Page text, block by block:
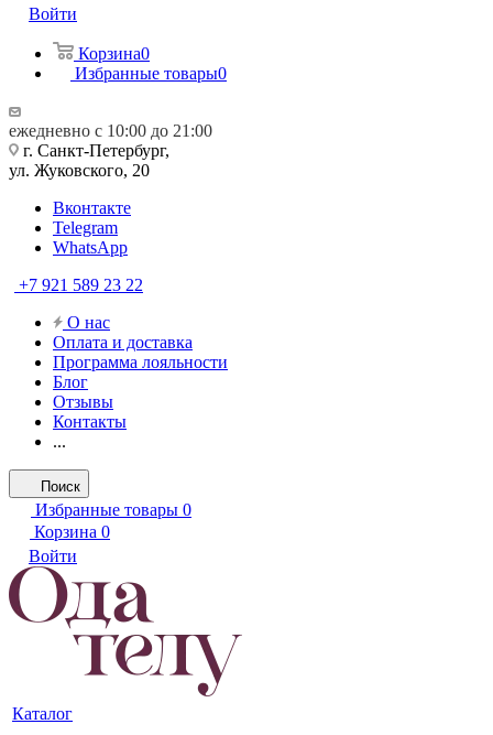
Войти
Корзина0
Избранные товары0
ежедневно с 10:00 до 21:00
г. Санкт-Петербург,
ул. Жуковского, 20
Вконтакте
Telegram
WhatsApp
+7 921 589 23 22
О нас
Оплата и доставка
Программа лояльности
Блог
Отзывы
Контакты
...
Поиск
Избранные товары 0
Корзина 0
Войти
Каталог